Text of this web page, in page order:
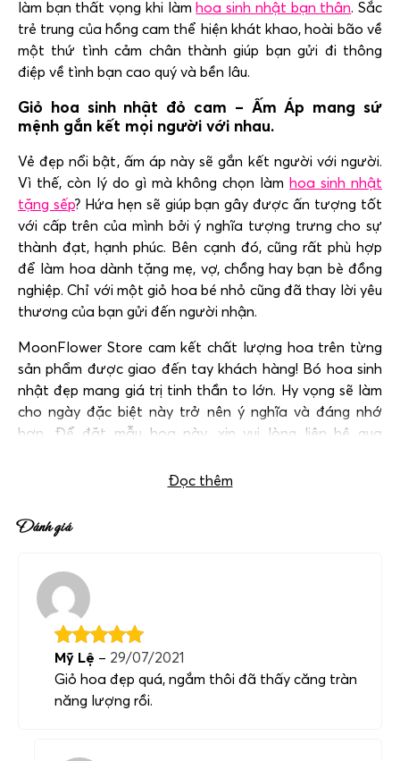
làm bạn thất vọng khi làmhoa sinh nhật bạn thân. Sắc
trẻ trung của hồng cam thể hiện khát khao, hoài bão về
một thứ tình cảm chân thành giúp bạn gửi đi thông
điệp về tình bạn cao quý và bền lâu.
Giỏ hoa sinh nhật đỏ cam – Ấm Áp mang sứ
mệnh gắn kết mọi người với nhau.
Vẻ đẹp nổi bật, ấm áp này sẽ gắn kết người với người.
Vì thế, còn lý do gì mà không chọn làmhoa sinh nhật
tặng sếp? Hứa hẹn sẽ giúp bạn gây được ấn tượng tốt
với cấp trên của mình bởi ý nghĩa tượng trưng cho sự
thành đạt, hạnh phúc. Bên cạnh đó, cũng rất phù hợp
để làm hoa dành tặng mẹ, vợ, chồng hay bạn bè đồng
nghiệp. Chỉ với một giỏ hoa bé nhỏ cũng đã thay lời yêu
thương của bạn gửi đến người nhận.
MoonFlower Store cam kết chất lượng hoa trên từng
sản phẩm được giao đến tay khách hàng! Bó hoa sinh
nhật đẹp mang giá trị tinh thần to lớn. Hy vọng sẽ làm
cho ngày đặc biệt này trở nên ý nghĩa và đáng nhớ
hơn. Để đặt mẫu hoa này, xin vui lòng liên hệ qua
Đọc thêm
Đánh giá
Mỹ Lệ – 29/07/2021
Giỏ hoa đẹp quá, ngắm thôi đã thấy căng tràn
năng lượng rồi.